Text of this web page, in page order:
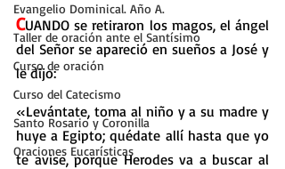
Evangelio Dominical. Año A.
Taller de oración ante el Santísimo
Curso de oración
Curso del Catecismo
Santo Rosario y Coronilla
Oraciones Eucarísticas
CUANDO se retiraron los magos, el ángel
del Señor se apareció en sueños a José y
le dijo:
«Levántate, toma al niño y a su madre y
huye a Egipto; quédate allí hasta que yo
te avise, porque Herodes va a buscar al